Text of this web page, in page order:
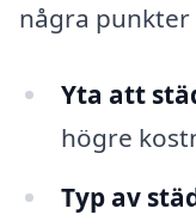
några punkter
Yta att
högre
Typ av